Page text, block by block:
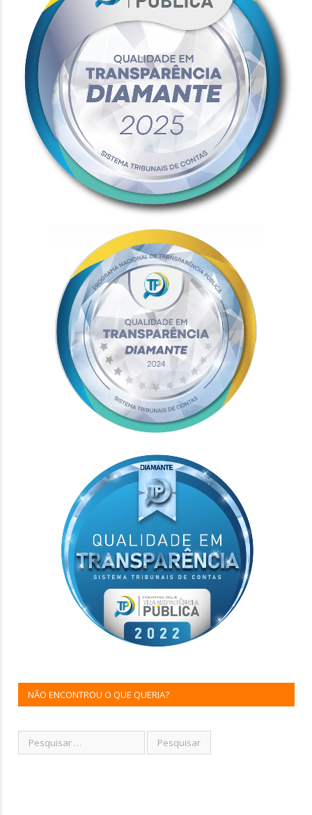
NÃO ENCONTROU O QUE QUERIA?